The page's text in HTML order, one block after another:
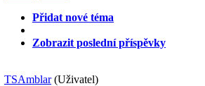
Přidat nové téma
Zobrazit poslední příspěvky
TSAmblar (Uživatel)